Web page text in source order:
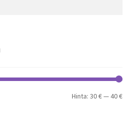
Hinta:30 €—40 €